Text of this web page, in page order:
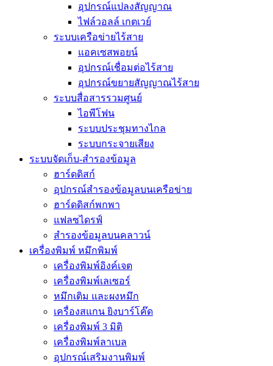
อุปกรณ์แปลงสัญญาณ
ไฟล์วอลล์ เกตเวย์
ระบบเครือข่ายไร้สาย
แอคเซสพอยน์
อุปกรณ์เชื่อมต่อไร้สาย
อุปกรณ์ขยายสัญญาณไร้สาย
ระบบสื่อสารรวมศูนย์
ไอพีโฟน
ระบบประชุมทางไกล
ระบบกระจายเสียง
ระบบจัดเก็บ-สำรองข้อมูล
ฮาร์ดดิสก์
อุปกรณ์สำรองข้อมูลบนเครือข่าย
ฮาร์ดดิสก์พกพา
แฟลซไดรฟ์
สำรองข้อมูลบนคลาวน์
เครื่องพิมพ์ หมึกพิมพ์
เครื่องพิมพ์อิงค์เจต
เครื่องพิมพ์เลเซอร์
หมึกเติม และผงหมึก
เครื่องสแกน ยิงบาร์โค๊ด
เครื่องพิมพ์ 3 มิติ
เครื่องพิมพ์ลาเบล
อุปกรณ์เสริมงานพิมพ์